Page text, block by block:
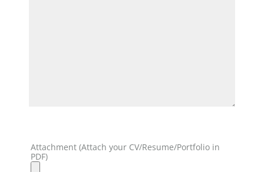
Attachment (Attach your CV/Resume/Portfolio in
PDF)